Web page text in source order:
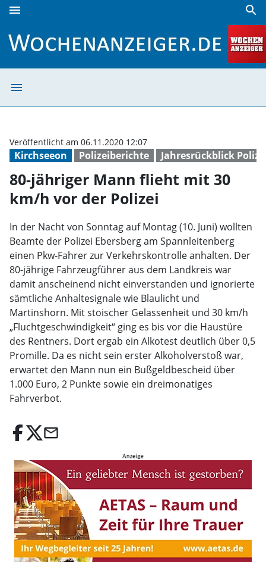
menu search
menu
Kirchseeon Polizeiberichte Jahresrückblick
Veröffentlicht am 06.11.2020 12:07
80-jähriger Mann flieht mit 30
km/h vor der Polizei
In der Nacht von Sonntag auf Montag (10. Juni) wollten
Beamte der Polizei Ebersberg am Spannleitenberg
einen Pkw-Fahrer zur Verkehrskontrolle anhalten. Der
80-jährige Fahrzeugführer aus dem Landkreis war
damit anscheinend nicht einverstanden und ignorierte
sämtliche Anhaltesignale wie Blaulicht und
Martinshorn. Mit stoischer Gelassenheit und 30 km/h
„Fluchtgeschwindigkeit“ ging es bis vor die Haustüre
des Rentners. Dort ergab ein Alkotest deutlich über 0,5
Promille. Da es nicht sein erster Alkoholverstoß war,
erwartet den Mann nun ein Bußgeldbescheid über
1.000 Euro, 2 Punkte sowie ein dreimonatiges
Fahrverbot.
email